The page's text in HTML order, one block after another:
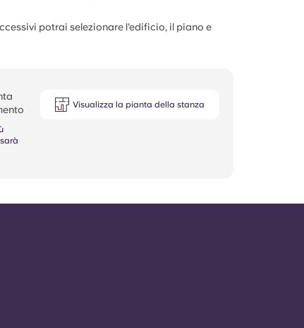
potrai selezionare l'edificio, il piano e
Visualizza la pianta della stanza